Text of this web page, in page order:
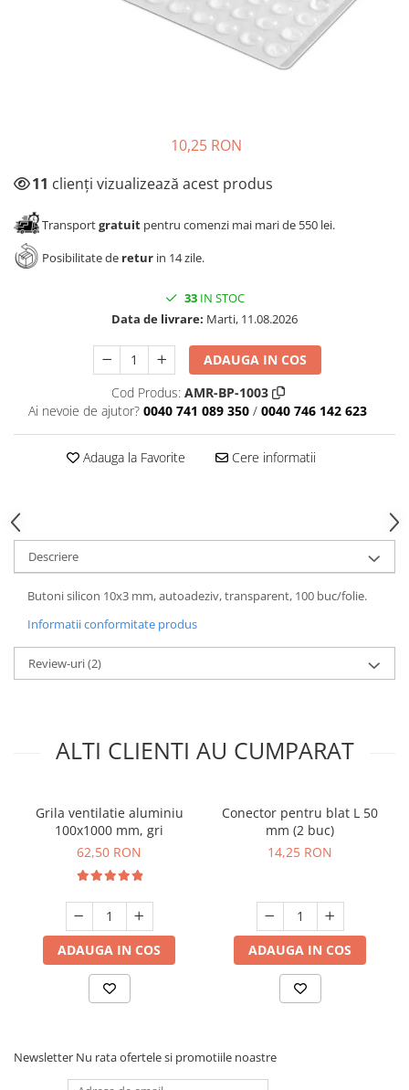
Solutii de curatat & adezivi
10,25 RON
11 clienți vizualizează acest produs
Transportgratuit pentru comenzi mai mari de 550 lei.
Posibilitate de retur in 14 zile.
33IN STOC
Data de livrare: Marti, 11.08.2026
ADAUGA IN COS
Cod Produs: AMR-BP-1003
Ai nevoie de ajutor? 0040 741 089 350 / 0040 746 142 623
Adauga la Favorite Cere informatii
Descriere
Butoni silicon 10x3 mm, autoadeziv, transparent, 100 buc/folie.
Informatii conformitate produs
Review-uri(2)
ALTI CLIENTI AU CUMPARAT
Grila ventilatie aluminiu
100x1000 mm, gri
62,50 RON
ADAUGA IN COS
Conector pentru blat L 50
mm (2 buc)
14,25 RON
ADAUGA IN COS
Newsletter Nu rata ofertele si promotiile noastre